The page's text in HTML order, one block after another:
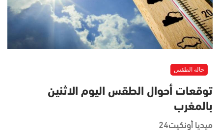
حالة الطقس
توقعات أحوال الطقس اليوم الاثنين
بالمغرب
ميديا أونكيت24